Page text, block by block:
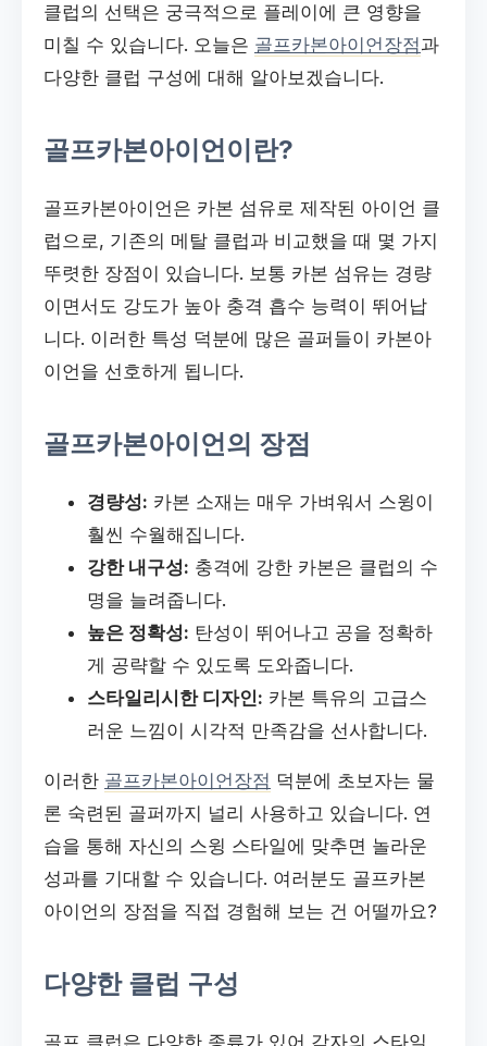
클럽의 선택은 궁극적으로 플레이에 큰 영향을
미칠 수 있습니다. 오늘은 골프카본아이언장점과
다양한 클럽 구성에 대해 알아보겠습니다.
골프카본아이언이란?
골프카본아이언은 카본 섬유로 제작된 아이언 클
럽으로, 기존의 메탈 클럽과 비교했을 때 몇 가지
뚜렷한 장점이 있습니다. 보통 카본 섬유는 경량
이면서도 강도가 높아 충격 흡수 능력이 뛰어납
니다. 이러한 특성 덕분에 많은 골퍼들이 카본아
이언을 선호하게 됩니다.
골프카본아이언의 장점
경량성: 카본 소재는 매우 가벼워서 스윙이
훨씬 수월해집니다.
강한 내구성: 충격에 강한 카본은 클럽의 수
명을 늘려줍니다.
높은 정확성: 탄성이 뛰어나고 공을 정확하
게 공략할 수 있도록 도와줍니다.
스타일리시한 디자인: 카본 특유의 고급스
러운 느낌이 시각적 만족감을 선사합니다.
이러한 골프카본아이언장점 덕분에 초보자는 물
론 숙련된 골퍼까지 널리 사용하고 있습니다. 연
습을 통해 자신의 스윙 스타일에 맞추면 놀라운
성과를 기대할 수 있습니다. 여러분도 골프카본
아이언의 장점을 직접 경험해 보는 건 어떨까요?
다양한 클럽 구성